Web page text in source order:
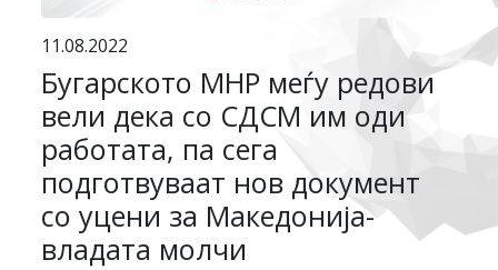
11.08.2022
Бугарското МНР меѓу редови
вели дека со СДСМ им оди
работата, па сега
подготвуваат нов документ
со уцени за Македонија-
владата молчи